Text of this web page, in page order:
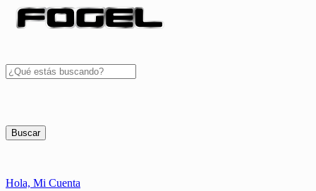
Buscar
Hola, Mi Cuenta